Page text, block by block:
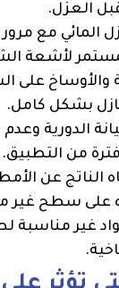
العزل.
المائي مع
لأشعة
والأوساخ على
بشكل كامل.
الدورية وعدم
من التطبيق.
عن
على سطح
غير مناسبة